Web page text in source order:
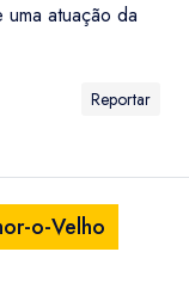
atuação da
Reportar
o-Velho